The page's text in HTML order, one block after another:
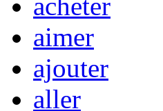
aimer
ajouter
aller